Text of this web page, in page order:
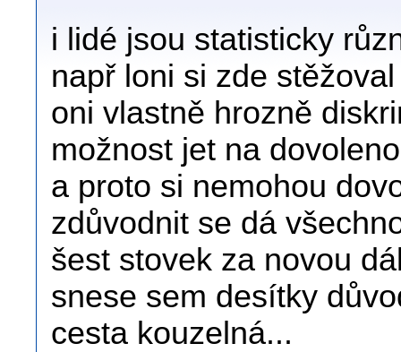
i lidé jsou statisticky
např loni si zde
oni vlastně hrozně
možnost jet na
a proto si nemohou
zdůvodnit se dá
šest stovek za novou
snese sem desítky
cesta kouzelná...